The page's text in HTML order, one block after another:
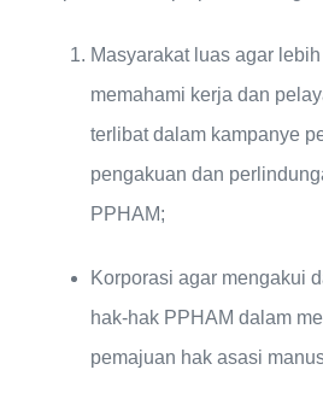
Masyarakat luas agar
memahami kerja dan
terlibat dalam kampanye
pengakuan dan
PPHAM;
Korporasi agar mengakui
hak-hak PPHAM dalam
pemajuan hak asasi